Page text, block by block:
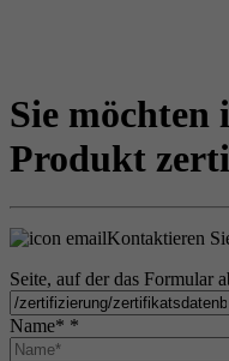
Sie möchten
Produkt
Kontaktieren
Seite, auf der das Formular
Name* *